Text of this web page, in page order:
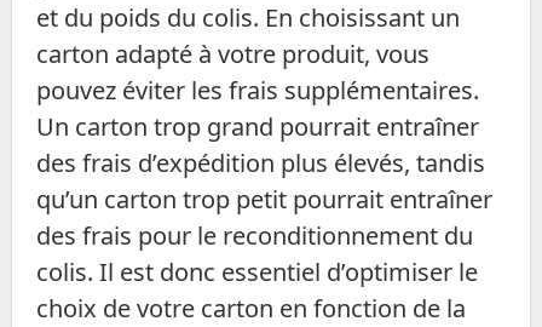
et du poids du colis. En choisissant un
carton adapté à votre produit, vous
pouvez éviter les frais supplémentaires.
Un carton trop grand pourrait entraîner
des frais d’expédition plus élevés, tandis
qu’un carton trop petit pourrait entraîner
des frais pour le reconditionnement du
colis. Il est donc essentiel d’optimiser le
choix de votre carton en fonction de la